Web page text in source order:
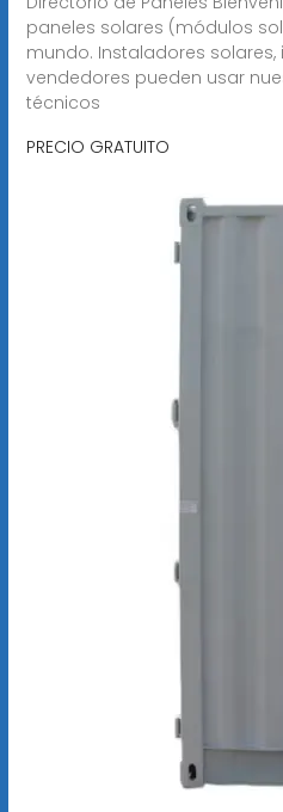
paneles solares (módulos
mundo. Instaladores
vendedores pueden usar
técnicos
PRECIO GRATUITO